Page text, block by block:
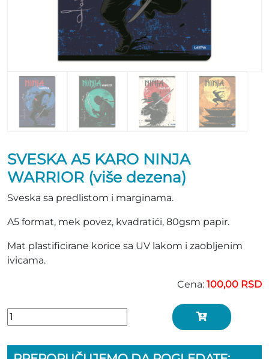
SVESKA A5 KARO NINJA
WARRIOR (više dezena)
Sveska sa predlistom i marginama.
A5 format, mek povez, kvadratići, 80gsm papir.
Mat plastificirane korice sa UV lakom i zaobljenim
ivicama.
Cena: 100,00 RSD